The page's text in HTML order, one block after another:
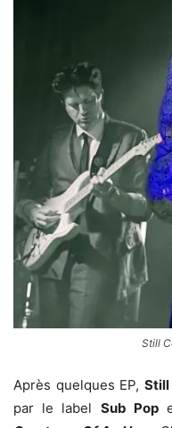
Still
Après quelques EP, Still
par le label Sub Pop